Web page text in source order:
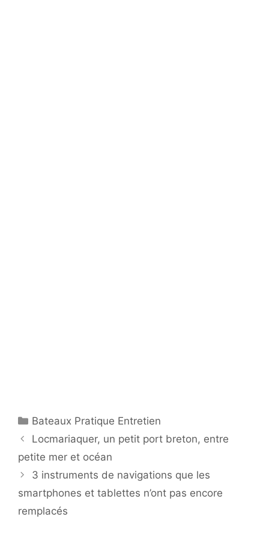
Catégories
Bateaux Pratique Entretien
Locmariaquer, un petit port breton, entre
petite mer et océan
3 instruments de navigations que les
smartphones et tablettes n’ont pas encore
remplacés